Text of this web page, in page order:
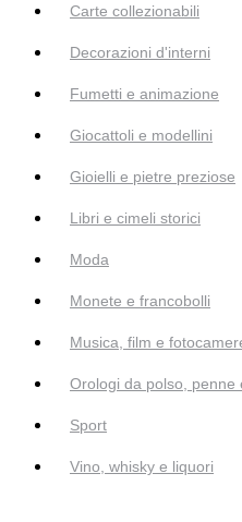
Carte collezionabili
Decorazioni d'interni
Fumetti e animazione
Giocattoli e modellini
Gioielli e pietre preziose
Libri e cimeli storici
Moda
Monete e francobolli
Musica, film e
Orologi da polso, penne
Sport
Vino, whisky e liquori